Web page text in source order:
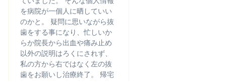
を病院が一個人に晒していい
のかと。 疑問に思いながら抜
歯をする事になり、忙しいか
らか院長から出血や痛み止め
以外の説明はろくにされず、
私の方から右ではなく左の抜
歯をお願いし治療終了。 帰宅